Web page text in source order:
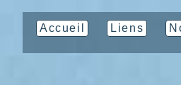
Accueil Liens